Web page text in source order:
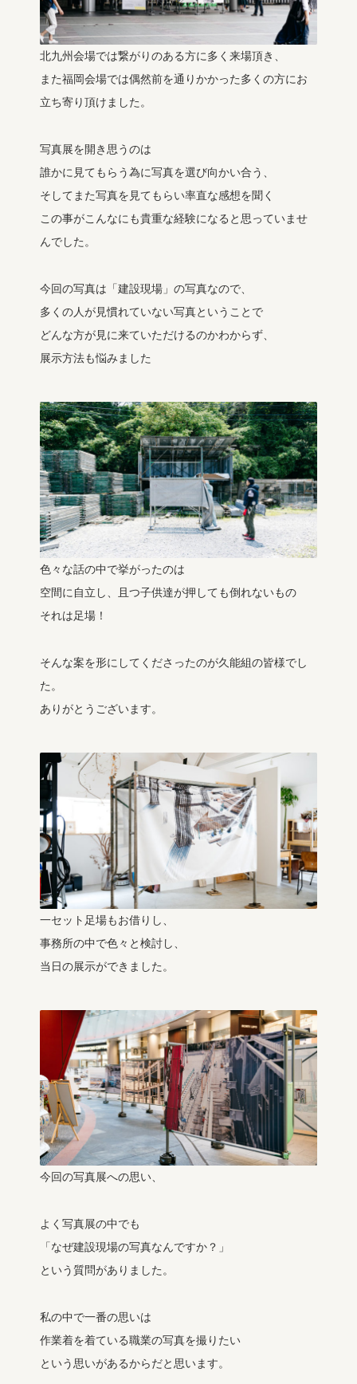
北九州会場では繋がりのある方に多く来場頂き、
また福岡会場では偶然前を通りかかった多くの方にお
立ち寄り頂けました。
写真展を開き思うのは
誰かに見てもらう為に写真を選び向かい合う、
そしてまた写真を見てもらい率直な感想を聞く
この事がこんなにも貴重な経験になると思っていませ
んでした。
今回の写真は「建設現場」の写真なので、
多くの人が見慣れていない写真ということで
どんな方が見に来ていただけるのかわからず、
展示方法も悩みました
色々な話の中で挙がったのは
空間に自立し、且つ子供達が押しても倒れないもの
それは足場！
そんな案を形にしてくださったのが久能組の皆様でし
た。
ありがとうございます。
一セット足場もお借りし、
事務所の中で色々と検討し、
当日の展示ができました。
今回の写真展への思い、
よく写真展の中でも
「なぜ建設現場の写真なんですか？」
という質問がありました。
私の中で一番の思いは
作業着を着ている職業の写真を撮りたい
という思いがあるからだと思います。